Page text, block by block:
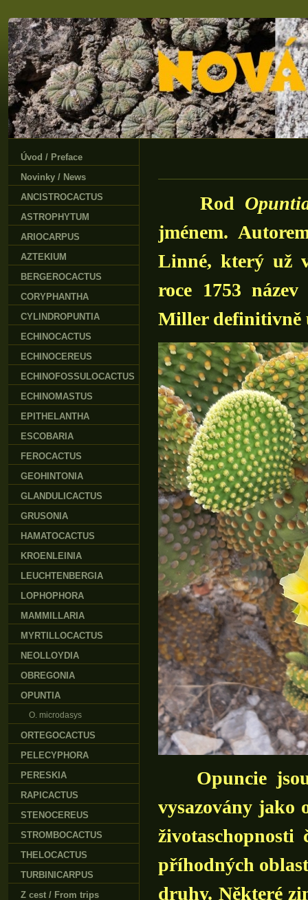
Rod
jménem.
Linné, který už
roce 1753
Miller definitivně
Opuncie jsou
vysazovány jako
příhodných
druhy. Některé
Úvod / Preface
Novinky / News
ANCISTROCACTUS
ASTROPHYTUM
ARIOCARPUS
AZTEKIUM
BERGEROCACTUS
CORYPHANTHA
CYLINDROPUNTIA
ECHINOCACTUS
ECHINOCEREUS
ECHINOFOSSULOCACTUS
ECHINOMASTUS
EPITHELANTHA
ESCOBARIA
FEROCACTUS
GEOHINTONIA
GLANDULICACTUS
GRUSONIA
HAMATOCACTUS
KROENLEINIA
LEUCHTENBERGIA
LOPHOPHORA
MAMMILLARIA
MYRTILLOCACTUS
NEOLLOYDIA
OBREGONIA
OPUNTIA
O. microdasys
ORTEGOCACTUS
PELECYPHORA
PERESKIA
RAPICACTUS
STENOCEREUS
STROMBOCACTUS
THELOCACTUS
TURBINICARPUS
Z cest / From trips